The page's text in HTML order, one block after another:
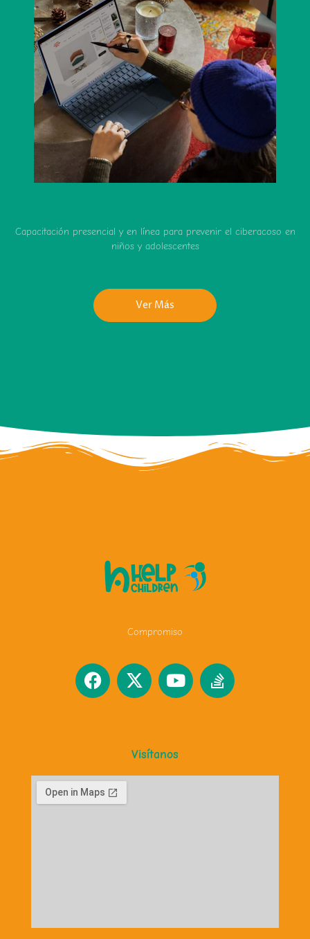
Capacitación presencial y en línea para prevenir el ciberacoso en
niños y adolescentes
Ver Más
Compromiso
Visítanos